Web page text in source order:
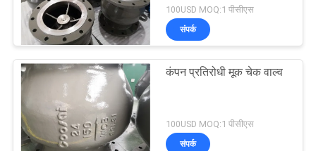
100USD MOQ:1 पीसीएस
संपर्क
कंपन प्रतिरोधी मूक चेक वाल्व
100USD MOQ:1 पीसीएस
संपर्क